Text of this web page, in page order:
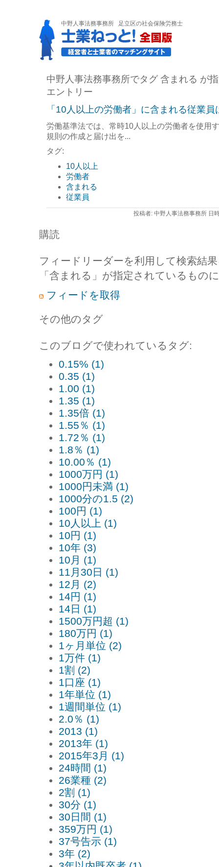
中野人事法務事務所 足立区の社会保険労務士
中野人事法務事務所でタグ 含まれる が
エントリー
「10人以上の労働者」に含まれる従業員
労働基準法では、常時10人以上の労働者を使用
規則の作成と届け出を...
タグ:
10人以上
労働者
含まれる
従業員
投稿者: 中野人事法務事務所 日
購読
フィードリーダーを利用して検索結
「含まれる」が指定されているもの
フィードを取得
その他のタグ
このブログで使われているタグ:
0.15% (1)
0.35 (1)
1.00 (1)
1.35 (1)
1.35倍 (1)
1.55％ (1)
1.72％ (1)
1.8％ (1)
10.00％ (1)
1000万円 (1)
1000円未満 (1)
1000分の1.5 (2)
100円 (1)
10人以上 (1)
10円 (1)
10年 (3)
10月 (1)
11月30日 (1)
12月 (2)
14円 (1)
14日 (1)
1500万円超 (1)
180万円 (1)
1ヶ月単位 (2)
1万件 (1)
1割 (2)
1口座 (1)
1年単位 (1)
1週間単位 (1)
2.0％ (1)
2013 (1)
2013年 (1)
2015年3月 (1)
24時間 (1)
26業種 (2)
2割 (1)
30分 (1)
30日間 (1)
359万円 (1)
37号告示 (1)
3年 (2)